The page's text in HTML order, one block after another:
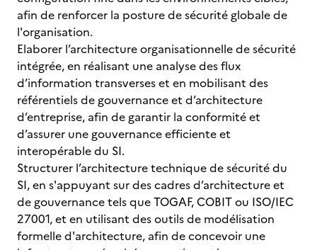
afin de renforcer la posture de sécurité globale de
l'organisation.
Elaborer l’architecture organisationnelle de sécurité
intégrée, en réalisant une analyse des flux
d’information transverses et en mobilisant des
référentiels de gouvernance et d’architecture
d’entreprise, afin de garantir la conformité et
d’assurer une gouvernance efficiente et
interopérable du SI.
Structurer l’architecture technique de sécurité du
SI, en s'appuyant sur des cadres d’architecture et
de gouvernance tels que TOGAF, COBIT ou ISO/IEC
27001, et en utilisant des outils de modélisation
formelle d'architecture, afin de concevoir une